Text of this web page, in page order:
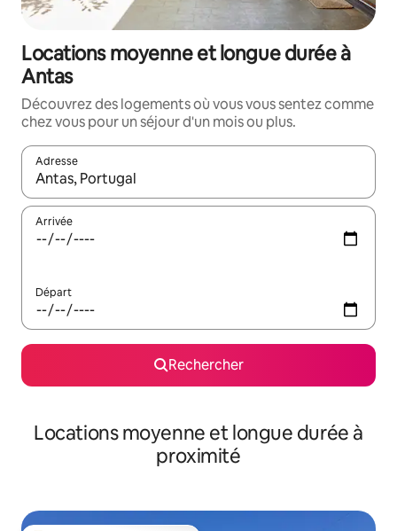
Locations moyenne et longue durée à
Antas
Découvrez des logements où vous vous sentez comme
chez vous pour un séjour d'un mois ou plus.
Adresse
Lorsque les résultats s'affichent, utilisez les flèches vers le
Arrivée
Départ
Rechercher
Locations moyenne et longue durée à
proximité